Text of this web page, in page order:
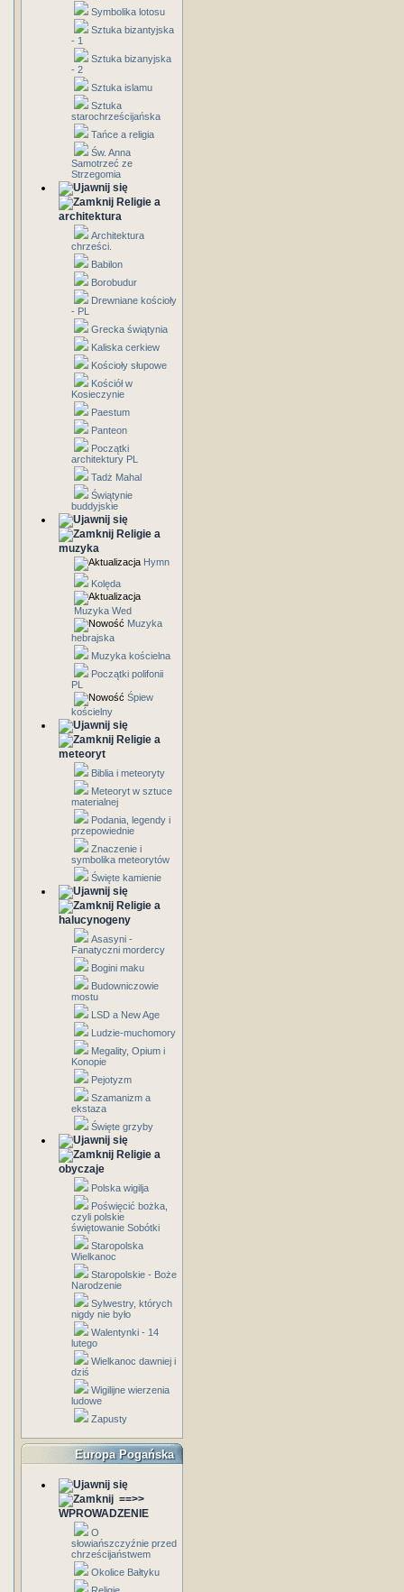
Symbolika lotosu
Sztuka bizantyjska
- 1
Sztuka bizanyjska
- 2
Sztuka islamu
Sztuka
starochrześcijańska
Tańce a religia
Św. Anna
Samotrzeć ze
Strzegomia
Religie a
architektura
Architektura
chrześci.
Babilon
Borobudur
Drewniane kościoły
- PL
Grecka świątynia
Kaliska cerkiew
Kościoły słupowe
Kościół w
Kosieczynie
Paestum
Panteon
Początki
architektury PL
Tadż Mahal
Świątynie
buddyjskie
Religie a
muzyka
Hymn
Kolęda
Muzyka Wed
Muzyka
hebrajska
Muzyka kościelna
Początki polifonii
PL
Śpiew
kościelny
Religie a
meteoryt
Biblia i meteoryty
Meteoryt w sztuce
materialnej
Podania, legendy i
przepowiednie
Znaczenie i
symbolika meteorytów
Święte kamienie
Religie a
halucynogeny
Asasyni -
Fanatyczni mordercy
Bogini maku
Budowniczowie
mostu
LSD a New Age
Ludzie-muchomory
Megality, Opium i
Konopie
Pejotyzm
Szamanizm a
ekstaza
Święte grzyby
Religie a
obyczaje
Polska wigilja
Poświęcić bożka,
czyli polskie
świętowanie Sobótki
Staropolska
Wielkanoc
Staropolskie - Boże
Narodzenie
Sylwestry, których
nigdy nie było
Walentynki - 14
lutego
Wielkanoc dawniej i
dziś
Wigilijne wierzenia
ludowe
Zapusty
Europa Pogańska
==>>
WPROWADZENIE
O
słowiańszczyźnie przed
chrześcijaństwem
Okolice Bałtyku